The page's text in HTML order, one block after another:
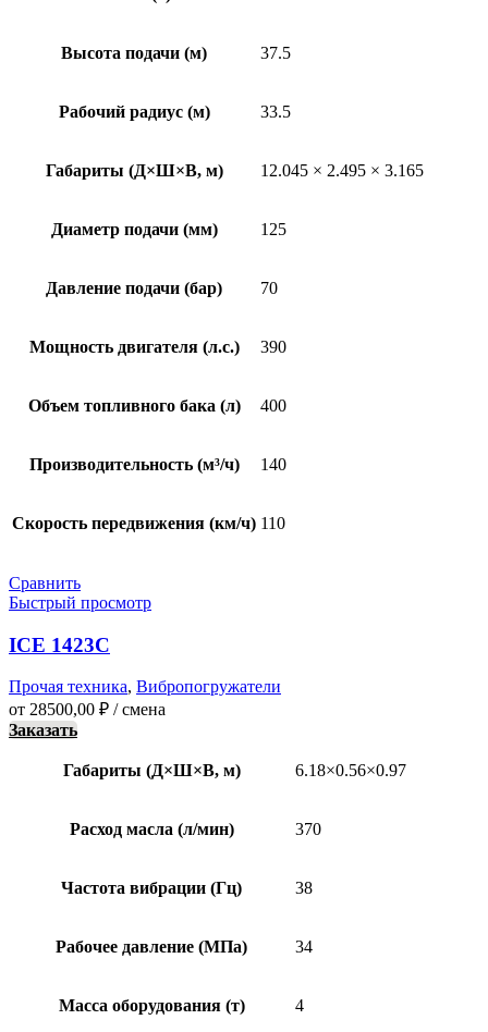
Высота подачи (м) 37.5
Рабочий радиус (м) 33.5
Габариты (Д×Ш×В, м) 12.045 × 2.495 × 3.165
Диаметр подачи (мм) 125
Давление подачи (бар) 70
Мощность двигателя (л.с.) 390
Объем топливного бака (л) 400
Производительность (м³/ч) 140
Скорость передвижения (км/ч) 110
Сравнить
Быстрый просмотр
ICE 1423C
Прочая техника, Вибропогружатели
от 28500,00 ₽ / смена
Заказать
Габариты (Д×Ш×В, м) 6.18×0.56×0.97
Расход масла (л/мин) 370
Частота вибрации (Гц) 38
Рабочее давление (МПа) 34
Масса оборудования (т) 4